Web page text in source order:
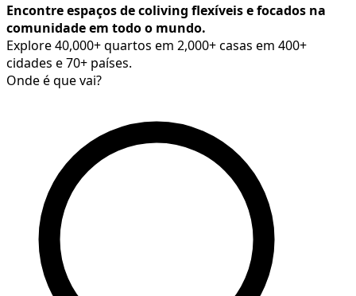
Encontre espaços de coliving flexíveis e focados na
comunidade em todo o mundo.
Explore 40,000+ quartos em 2,000+ casas em 400+
cidades e 70+ países.
Onde é que vai?